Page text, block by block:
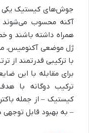
جوش‌های کیستیک یکی
آکنه محسوب می‌شوند
همراه داشته باشند و
ژل موضعی آکنومیس،
با ترکیبی قدرتمند از
برای مقابله با این
ترکیب دوگانه با
کیستیک – از جمله
– به بهبود قابل